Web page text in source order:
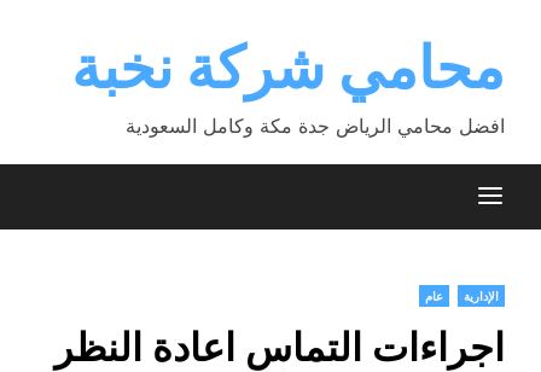
contentمحامي شركة نخبة
افضل محامي الرياض جدة مكة وكامل السعودية
الإدارية عام
اجراءات التماس اعادة النظر